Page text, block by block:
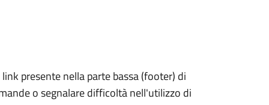
presente nella parte bassa (footer) di
o segnalare difficoltà nell'utilizzo di